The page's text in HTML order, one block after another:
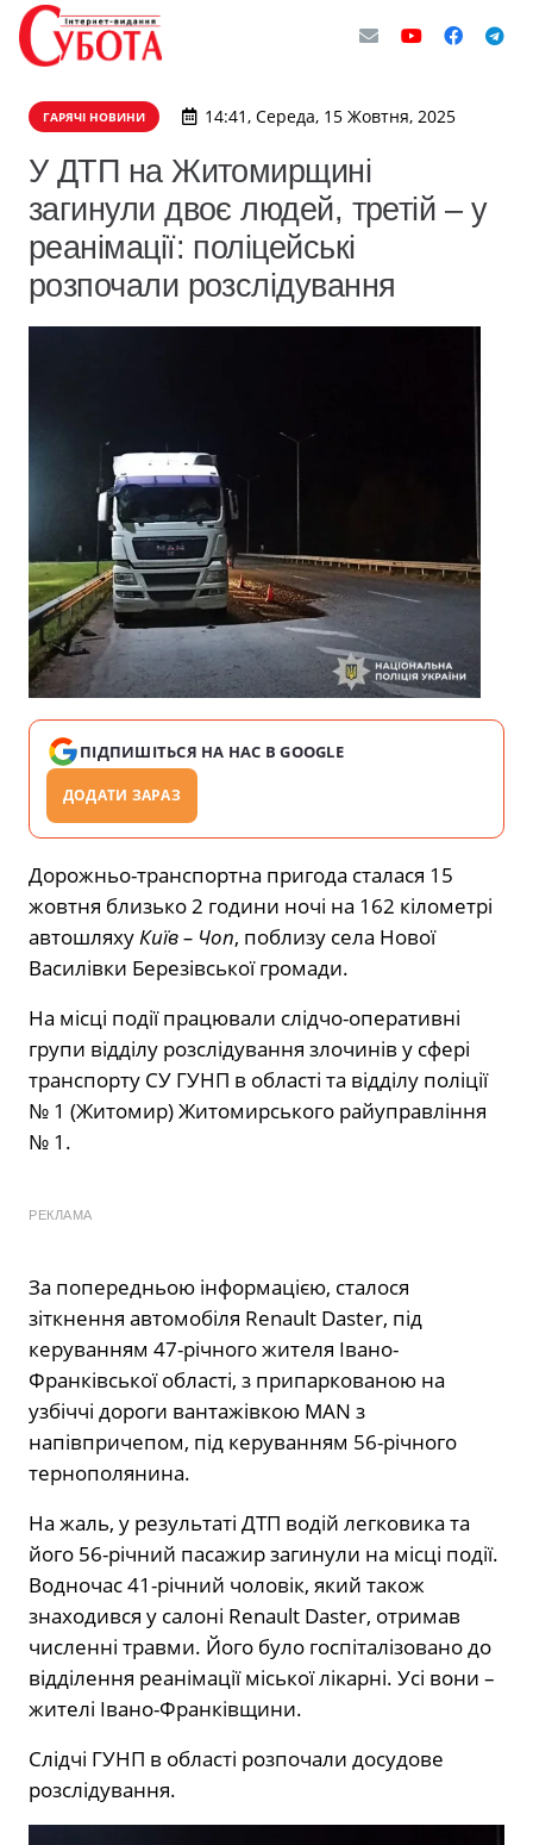
ГАРЯЧІ НОВИНИ 14:41, Середа, 15 Жовтня, 2025
У ДТП на Житомирщині
загинули двоє людей, третій – у
реанімації: поліцейські
розпочали розслідування
ПІДПИШІТЬСЯ НА НАС В GOOGLE
ДОДАТИ ЗАРАЗ
Дорожньо-транспортна пригода сталася 15
жовтня близько 2 години ночі на 162 кілометрі
автошляхуКиїв – Чоп, поблизу села Нової
Василівки Березівської громади.
На місці події працювали слідчо-оперативні
групи відділу розслідування злочинів у сфері
транспорту СУ ГУНП в області та відділу поліції
№ 1 (Житомир) Житомирського райуправління
№ 1.
РЕКЛАМА
За попередньою інформацією, сталося
зіткнення автомобіля Renault Daster, під
керуванням 47-річного жителя Івано-
Франківської області, з припаркованою на
узбіччі дороги вантажівкою MAN з
напівпричепом, під керуванням 56-річного
тернополянина.
На жаль, у результаті ДТП водій легковика та
його 56-річний пасажир загинули на місці події.
Водночас 41-річний чоловік, який також
знаходився у салоні Renault Daster, отримав
численні травми. Його було госпіталізовано до
відділення реанімації міської лікарні. Усі вони –
жителі Івано-Франківщини.
Слідчі ГУНП в області розпочали досудове
розслідування.